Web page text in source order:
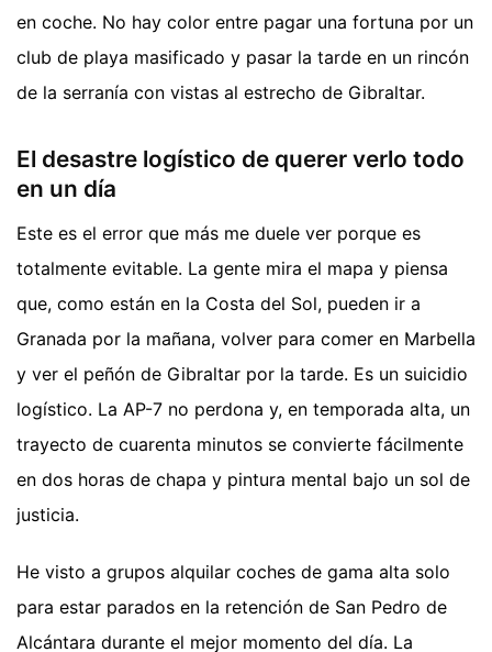
en coche. No hay color entre pagar una fortuna por un
club de playa masificado y pasar la tarde en un rincón
de la serranía con vistas al estrecho de Gibraltar.
El desastre logístico de querer verlo todo
en un día
Este es el error que más me duele ver porque es
totalmente evitable. La gente mira el mapa y piensa
que, como están en la Costa del Sol, pueden ir a
Granada por la mañana, volver para comer en Marbella
y ver el peñón de Gibraltar por la tarde. Es un suicidio
logístico. La AP-7 no perdona y, en temporada alta, un
trayecto de cuarenta minutos se convierte fácilmente
en dos horas de chapa y pintura mental bajo un sol de
justicia.
He visto a grupos alquilar coches de gama alta solo
para estar parados en la retención de San Pedro de
Alcántara durante el mejor momento del día. La